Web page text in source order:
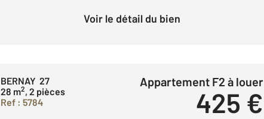
Voir le détail du bien
BERNAY 27
28 m2, 2 pièces
Ref : 5784
Appartement F2 à louer
425 €